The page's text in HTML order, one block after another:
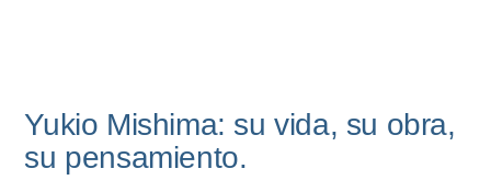
Yukio Mishima: su vida, su obra,
su pensamiento.